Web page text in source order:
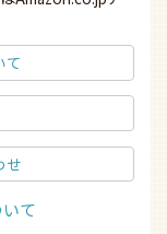
ード情報を利用
Amazon.co.jpア
て
せ